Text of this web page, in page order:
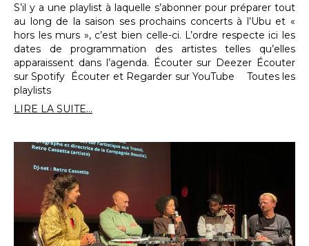
S’il y a une playlist à laquelle s’abonner pour préparer tout
au long de la saison ses prochains concerts à l’Ubu et «
hors les murs », c’est bien celle-ci. L’ordre respecte ici les
dates de programmation des artistes telles qu’elles
apparaissent dans l’agenda. Écouter sur Deezer Écouter
sur Spotify Écouter et Regarder sur YouTube Toutes les
playlists
LIRE LA SUITE...